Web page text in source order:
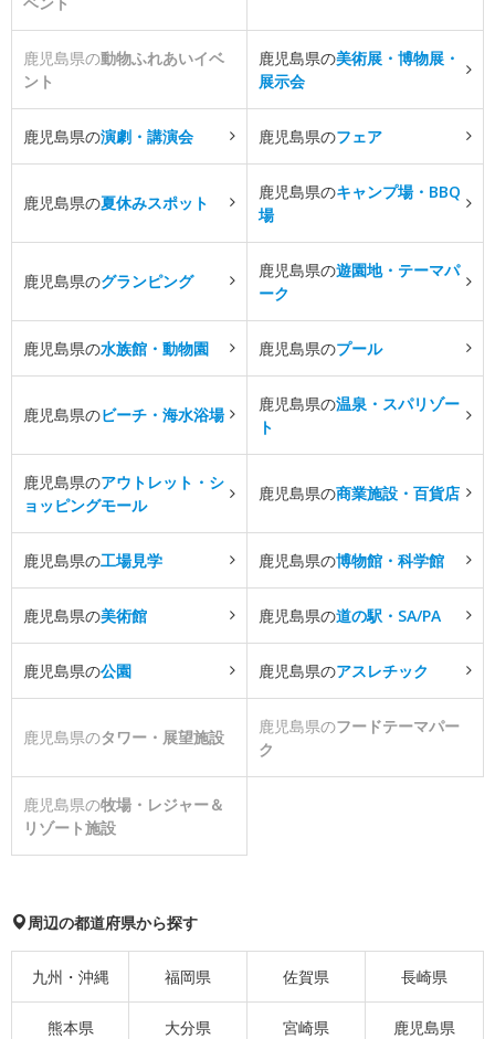
鹿児島県の動物ふれあいイベ
ント
鹿児島県の美術展・博物展・
展示会
鹿児島県の演劇・講演会 鹿児島県のフェア
鹿児島県の夏休みスポット
鹿児島県のキャンプ場・BBQ
場
鹿児島県のグランピング
鹿児島県の遊園地・テーマパ
ーク
鹿児島県の水族館・動物園 鹿児島県のプール
鹿児島県のビーチ・海水浴場
鹿児島県の温泉・スパリゾー
ト
鹿児島県のアウトレット・シ
ョッピングモール
鹿児島県の商業施設・百貨店
鹿児島県の工場見学 鹿児島県の博物館・科学館
鹿児島県の美術館 鹿児島県の道の駅・SA/PA
鹿児島県の公園 鹿児島県のアスレチック
鹿児島県のタワー・展望施設
鹿児島県のフードテーマパー
ク
鹿児島県の牧場・レジャー＆
リゾート施設
周辺の都道府県から探す
九州・沖縄 福岡県 佐賀県 長崎県
熊本県 大分県 宮崎県 鹿児島県